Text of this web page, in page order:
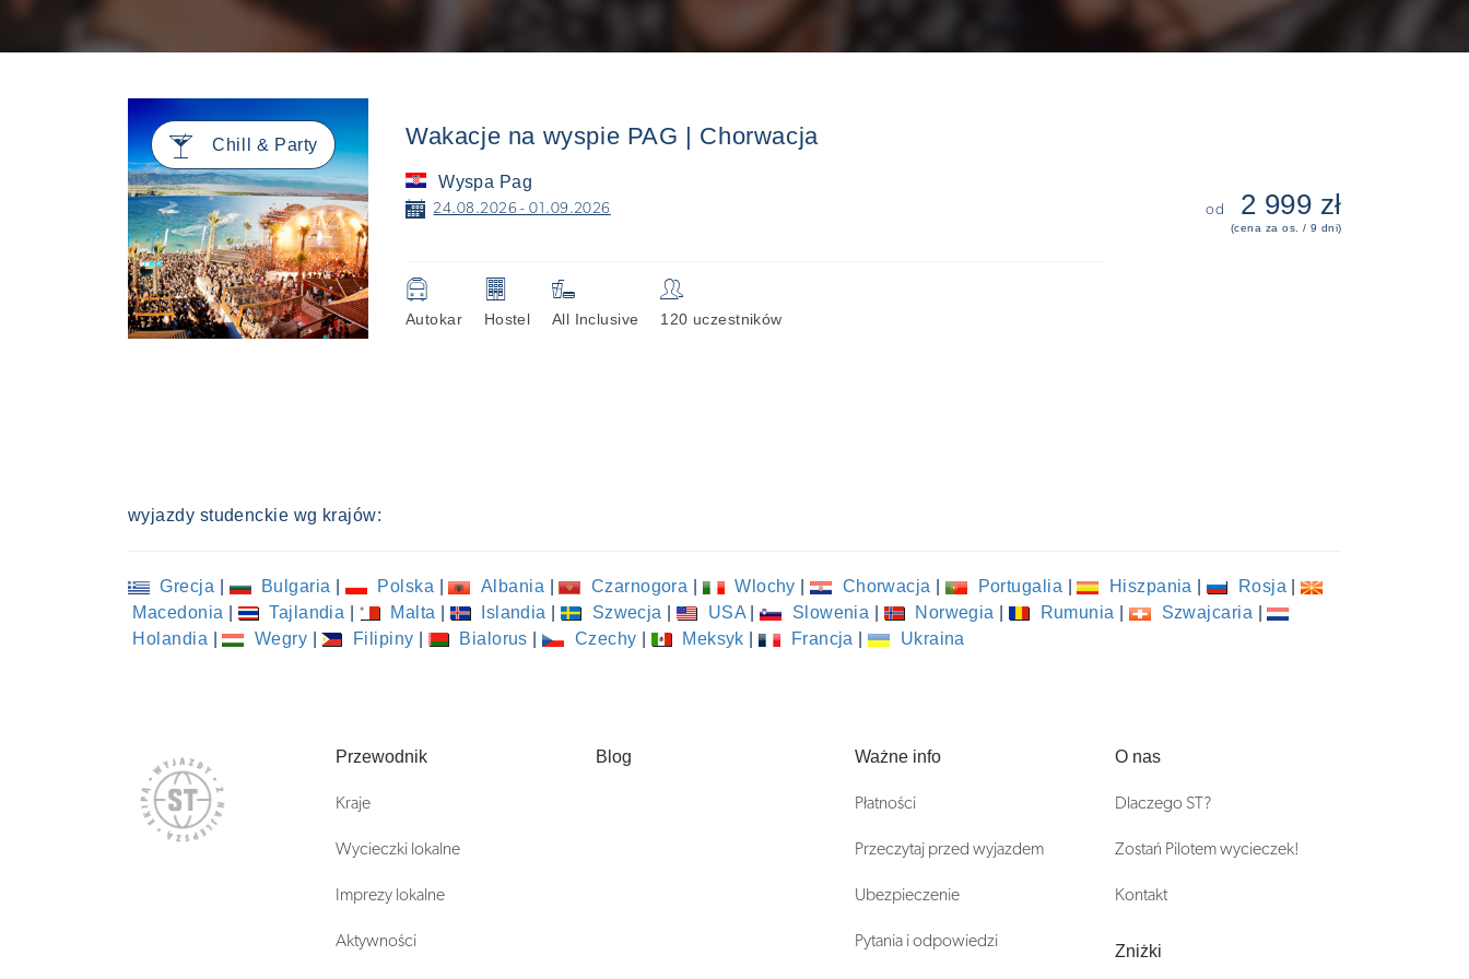
Chill & Party
🍸 Wakacje na wyspie PAG | Chorwacja
Wyspa Pag
📅 24.08.2026 - 01.09.2026 od 2 999 zł
(cena za os. / 9 dni)
🚍
Autokar
🏢
Hostel

All Inclusive
👥
120 uczestników
wyjazdy studenckie wg krajów:
Grecja Bulgaria Polska | Albania | Czarnogora Wlochy | Chorwacja | Portugalia | Hiszpania | Rosja
|
Macedonia
Tajlandia Malta Islandia | Szwecja | USA | Slowenia Norwegia | Rumunia | Szwajcaria
|
Holandia
| Wegry | Filipiny Bialorus | Czechy Meksyk | Francja | Ukraina
Przewodnik
Kraje
Wycieczki lokalne
Imprezy lokalne
Aktywności
Blog Ważne info
Płatności
Przeczytaj przed wyjazdem
Ubezpieczenie
Pytania i odpowiedzi
O nas
Dlaczego ST?
Zostań Pilotem wycieczek!
Kontakt
Zniżki